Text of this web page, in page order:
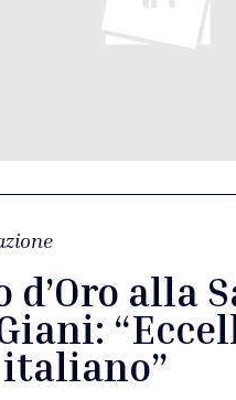
d’Oro alla